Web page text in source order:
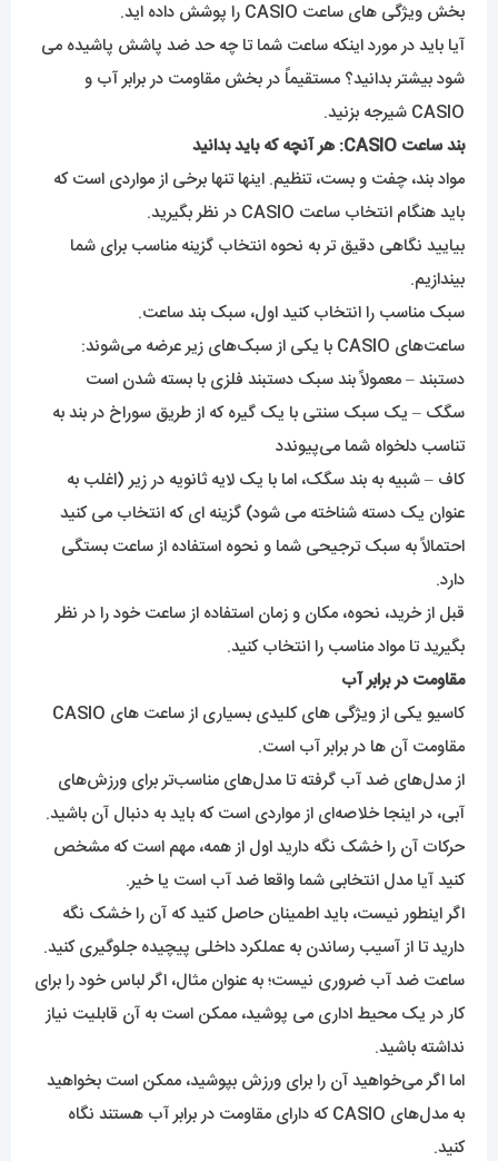
بخش ویژگی های ساعت CASIO را پوشش داده اید.
آیا باید در مورد اینکه ساعت شما تا چه حد ضد پاشش پاشیده می
شود بیشتر بدانید؟ مستقیماً در بخش مقاومت در برابر آب و
CASIO شیرجه بزنید.
بند ساعت CASIO: هر آنچه که باید بدانید
مواد بند، چفت و بست، تنظیم. اینها تنها برخی از مواردی است که
باید هنگام انتخاب ساعت CASIO در نظر بگیرید.
بیایید نگاهی دقیق تر به نحوه انتخاب گزینه مناسب برای شما
بیندازیم.
سبک مناسب را انتخاب کنید اول، سبک بند ساعت.
ساعت‌های CASIO با یکی از سبک‌های زیر عرضه می‌شوند:
دستبند – معمولاً بند سبک دستبند فلزی با بسته شدن است
سگک – یک سبک سنتی با یک گیره که از طریق سوراخ در بند به
تناسب دلخواه شما می‌پیوندد
کاف – شبیه به بند سگک، اما با یک لایه ثانویه در زیر (اغلب به
عنوان یک دسته شناخته می شود) گزینه ای که انتخاب می کنید
احتمالاً به سبک ترجیحی شما و نحوه استفاده از ساعت بستگی
دارد.
قبل از خرید، نحوه، مکان و زمان استفاده از ساعت خود را در نظر
بگیرید تا مواد مناسب را انتخاب کنید.
مقاومت در برابر آب
کاسیو
یکی از ویژگی های کلیدی بسیاری از ساعت های CASIO
مقاومت آن ها در برابر آب است.
از مدل‌های ضد آب گرفته تا مدل‌های مناسب‌تر برای ورزش‌های
آبی، در اینجا خلاصه‌ای از مواردی است که باید به دنبال آن باشید.
حرکات آن را خشک نگه دارید اول از همه، مهم است که مشخص
کنید آیا مدل انتخابی شما واقعا ضد آب است یا خیر.
اگر اینطور نیست، باید اطمینان حاصل کنید که آن را خشک نگه
دارید تا از آسیب رساندن به عملکرد داخلی پیچیده جلوگیری کنید.
ساعت ضد آب ضروری نیست؛ به عنوان مثال، اگر لباس خود را برای
کار در یک محیط اداری می پوشید، ممکن است به آن قابلیت نیاز
نداشته باشید.
اما اگر می‌خواهید آن را برای ورزش بپوشید، ممکن است بخواهید
به مدل‌های CASIO که دارای مقاومت در برابر آب هستند نگاه
کنید.